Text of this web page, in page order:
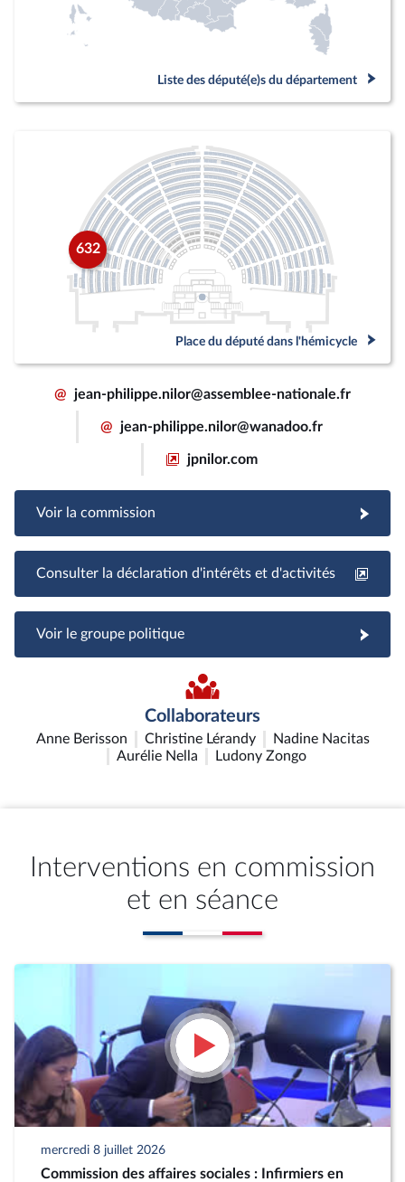
Liste des député(e)s du département
632
Place du député dans l'hémicycle
@ jean-philippe.nilor@assemblee-nationale.fr
@ jean-philippe.nilor@wanadoo.fr
jpnilor.com
Voir la commission
Consulter la déclaration d'intérêts et d'activités
Voir le groupe politique
Collaborateurs
Anne Berisson Christine Lérandy
Nadine Nacitas
Aurélie Nella
Ludony Zongo
Interventions en commission
et en séance
mercredi 8 juillet 2026
Commission des affaires sociales : Infirmiers en